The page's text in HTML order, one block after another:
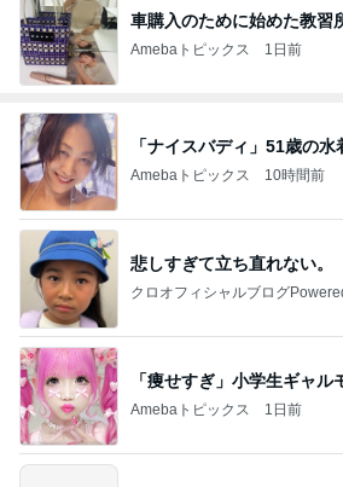
車購入のために始めた教習
Amebaトピックス 1日前
「ナイスバディ」51歳の
Amebaトピックス 10時間前
悲しすぎて立ち直れない。
クロオフィシャルブログ
「痩せすぎ」小学生ギャ
Amebaトピックス 1日前